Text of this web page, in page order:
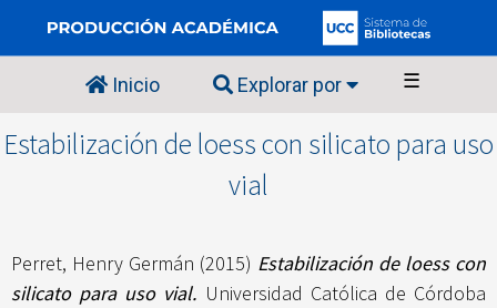
Inicio Explorar por ☰
Estabilización de loess con silicato para uso
vial
Perret, Henry Germán (2015) Estabilización de loess con
silicato para uso vial. Universidad Católica de Córdoba